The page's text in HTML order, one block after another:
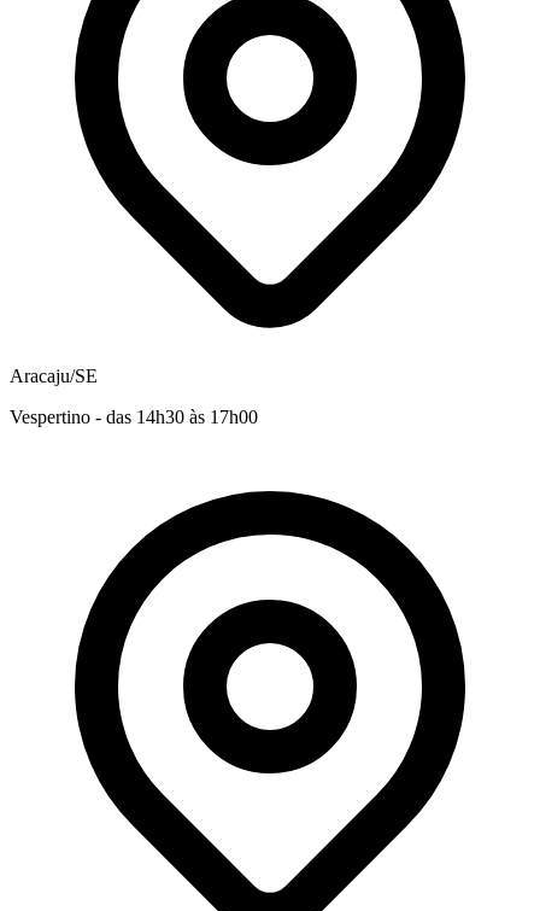
Aracaju/SE
Vespertino - das 14h30 às 17h00